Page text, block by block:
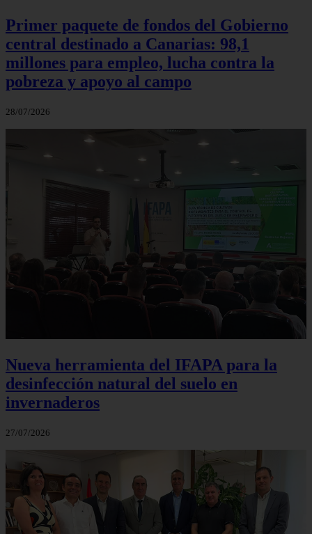
Primer paquete de fondos del Gobierno
central destinado a Canarias: 98,1
millones para empleo, lucha contra la
pobreza y apoyo al campo
28/07/2026
Nueva herramienta del IFAPA para la
desinfección natural del suelo en
invernaderos
27/07/2026